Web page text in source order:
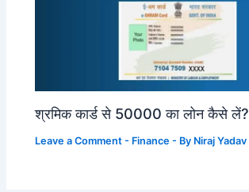
श्रमिक कार्ड से 50000 का लोन कैसे लें?
Leave a Comment - Finance - By Niraj Yadav